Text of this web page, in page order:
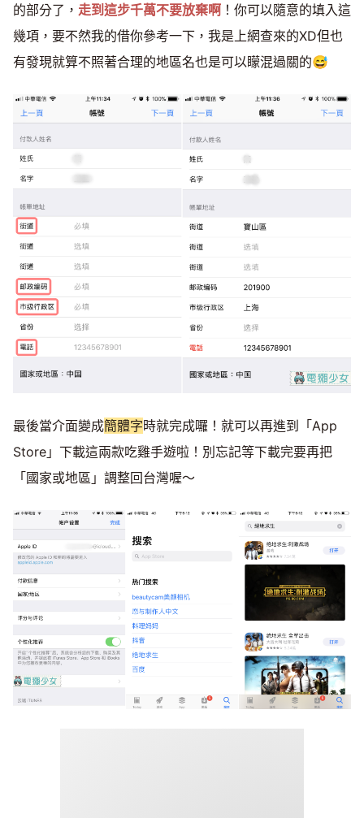
的部分了， 走到這步千萬不要放棄啊 ！你可以隨意的填入這
幾項，要不然我的借你參考一下，我是上網查來的XD但也
有發現就算不照著合理的地區名也是可以矇混過關的😅
最後當介面變成簡體字時就完成囉！就可以再進到「App
Store」下載這兩款吃雞手遊啦！別忘記等下載完要再把
「國家或地區」調整回台灣喔～